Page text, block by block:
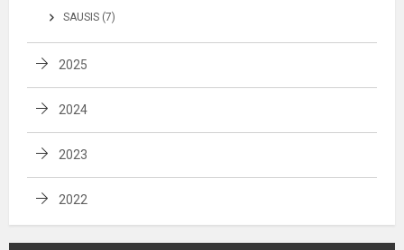
SAUSIS (7)
2025
2024
2023
2022